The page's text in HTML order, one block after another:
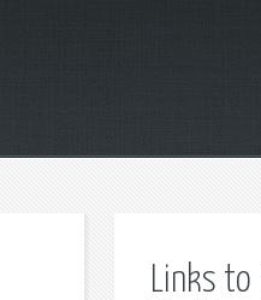
Links